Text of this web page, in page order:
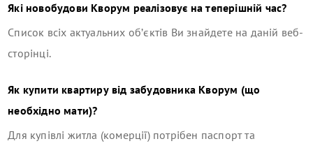
Які новобудови Кворум реалізовує на теперішній час?
Список всіх актуальних об’єктів Ви знайдете на даній веб-
сторінці.
Як купити квартиру від забудовника Кворум (що
необхідно мати)?
Для купівлі житла (комерції) потрібен паспорт та